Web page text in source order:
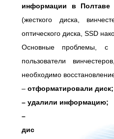
информации в Полтаве
(жесткого диска,
оптического диска, SSD
Основные проблемы, с
пользователи
необходимо
– отформатировали диск;
– удалили информацию;
–
дис